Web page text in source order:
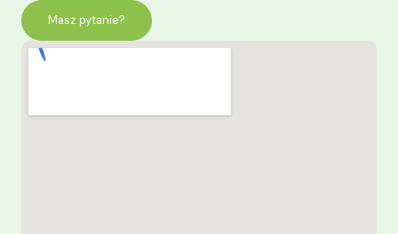
Masz pytanie?